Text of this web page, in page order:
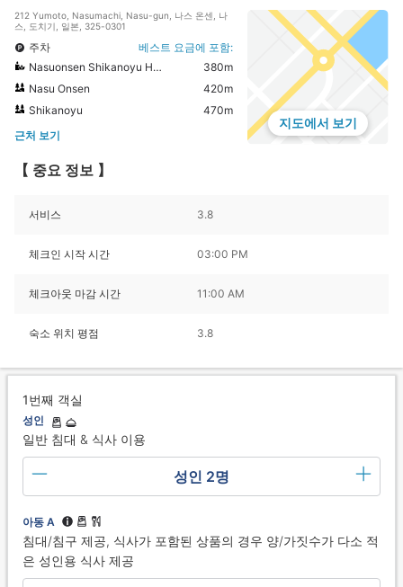
212 Yumoto, Nasumachi, Nasu-gun, 나스 온센, 나
스, 도치기, 일본, 325-0301
주차
베스트 요금에 포함:
Nasuonsen Shikanoyu Hot Spring
380m
Nasu Onsen
420m
Shikanoyu
470m
근처 보기
지도에서 보기
【 중요 정보 】
서비스 3.8
체크인 시작 시간 03:00 PM
체크아웃 마감 시간 11:00 AM
숙소 위치 평점 3.8
1번째 객실
성인
일반 침대 & 식사 이용
성인 2명
아동 A
침대/침구 제공, 식사가 포함된 상품의 경우 양/가짓수가 다소 적
은 성인용 식사 제공